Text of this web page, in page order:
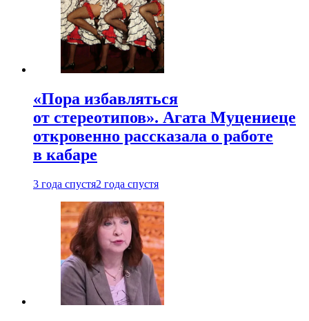
«Пора избавляться
от стереотипов». Агата Муцениеце
откровенно рассказала о работе
в кабаре
3 года спустя2 года спустя